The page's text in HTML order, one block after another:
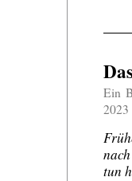
Ein
2023
tun